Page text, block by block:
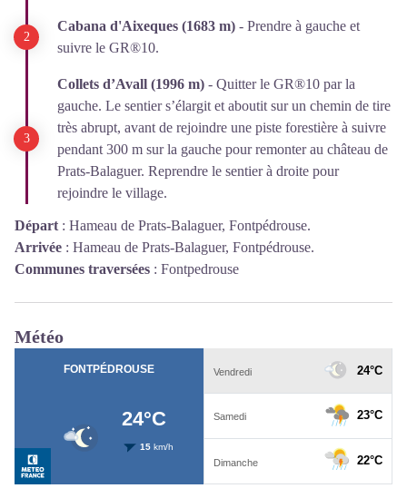
Cabana d'Aixeques (1683 m) - Prendre à gauche et
suivre le GR®10.
Collets d’Avall (1996 m) - Quitter le GR®10 par la
gauche. Le sentier s’élargit et aboutit sur un chemin de tire
très abrupt, avant de rejoindre une piste forestière à suivre
pendant 300 m sur la gauche pour remonter au château de
Prats-Balaguer. Reprendre le sentier à droite pour
rejoindre le village.
Départ : Hameau de Prats-Balaguer, Fontpédrouse.
Arrivée : Hameau de Prats-Balaguer, Fontpédrouse.
Communes traversées : Fontpedrouse
Météo